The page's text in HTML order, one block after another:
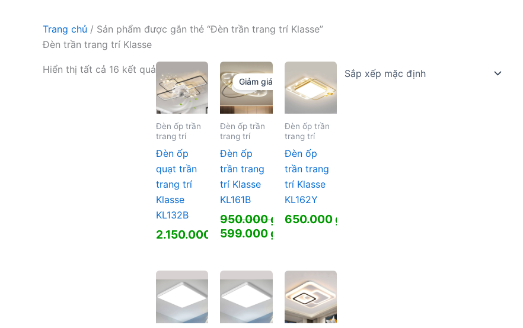
Trang chủ / Sản phẩm được gắn thẻ “Đèn trần trang trí Klasse”
Đèn trần trang trí Klasse
Hiển thị tất cả 16 kết quả
Đèn ốp trần
trang trí
Đèn ốp
quạt trần
trang trí
Klasse
KL132B
2.150.000
Giảm giá!
Đèn ốp trần
trang trí
Đèn ốp
trần trang
trí Klasse
KL161B
950.000₫
Giá
950.000 ₫.
599.000₫
tại
là:
599.000 ₫.
Đèn ốp trần
trang trí
Đèn ốp
trần trang
trí Klasse
KL162Y
650.000₫